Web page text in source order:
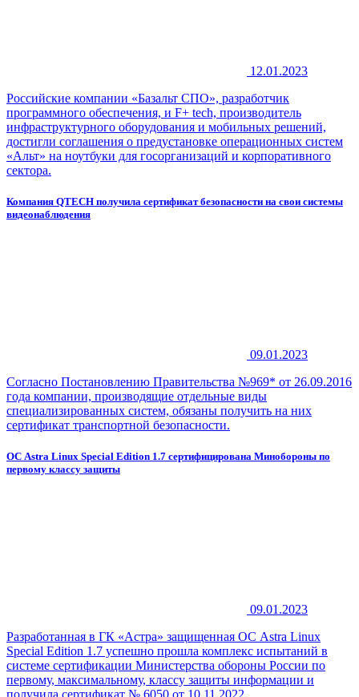
12.01.2023
Российские компании «Базальт СПО», разработчик
программного обеспечения, и F+ tech, производитель
инфраструктурного оборудования и мобильных решений,
достигли соглашения о предустановке операционных систем
«Альт» на ноутбуки для госорганизаций и корпоративного
сектора.
Компания QTECH получила сертификат безопасности на свои системы
видеонаблюдения
09.01.2023
Согласно Постановлению Правительства №969* от 26.09.2016
года компании, производящие отдельные виды
специализированных систем, обязаны получить на них
сертификат транспортной безопасности.
ОС Astra Linux Special Edition 1.7 сертифицирована Минобороны по
первому классу защиты
09.01.2023
Разработанная в ГК «Астра» защищенная ОС Astra Linux
Special Edition 1.7 успешно прошла комплекс испытаний в
системе сертификации Министерства обороны России по
первому, максимальному, классу защиты информации и